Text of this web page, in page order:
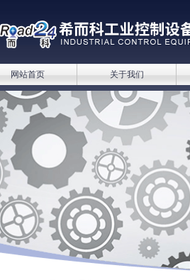
网站首页 关于我们